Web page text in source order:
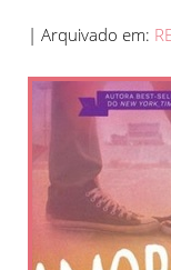
| Arquivado em: